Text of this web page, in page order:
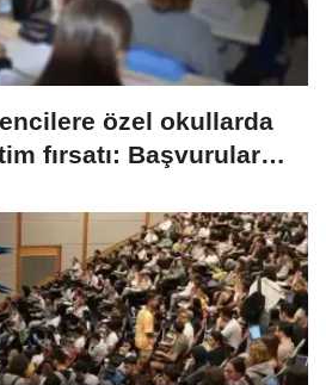
özel okullarda
fırsatı: Başvurular